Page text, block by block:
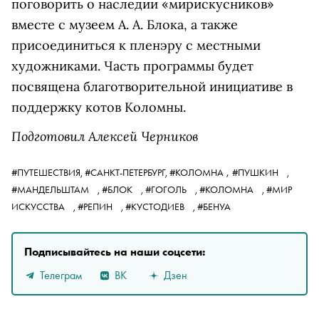
поговорить о наследии «мирискусников»
вместе с музеем А. А. Блока, а также
присоединиться к пленэру с местными
художниками. Часть программы будет
посвящена благотворительной инициативе в
поддержку котов Коломны.
Подготовил Алексей Черников
#ПУТЕШЕСТВИЯ, #САНКТ-ПЕТЕРБУРГ, #КОЛОМНА , #ПУШКИН
,
#МАНДЕЛЬШТАМ
, #БЛОК , #ГОГОЛЬ , #КОЛОМНА , #МИР
ИСКУССТВА
, #РЕПИН , #КУСТОДИЕВ , #БЕНУА
Подписывайтесь на наши соцсети:
Телеграм
ВК Дзен